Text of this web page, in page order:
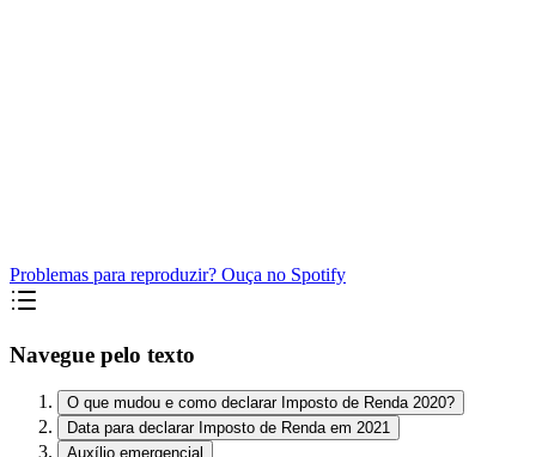
Problemas para reproduzir? Ouça no Spotify
Navegue pelo texto
O que mudou e como declarar Imposto de Renda 2020?
Data para declarar Imposto de Renda em 2021
Auxílio emergencial